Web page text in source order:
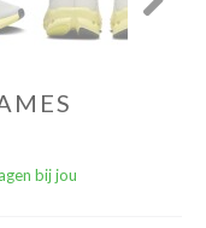
bij jou